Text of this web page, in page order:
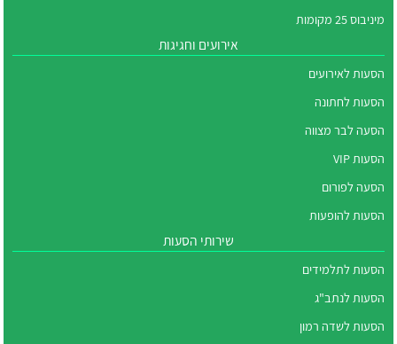
מיניבוס 25 מקומות
אירועים וחגיגות
הסעות לאירועים
הסעות לחתונה
הסעה לבר מצווה
הסעות VIP
הסעה לפורום
הסעות להופעות
שירותי הסעות
הסעות לתלמידים
הסעות לנתב"ג
הסעות לשדה רמון